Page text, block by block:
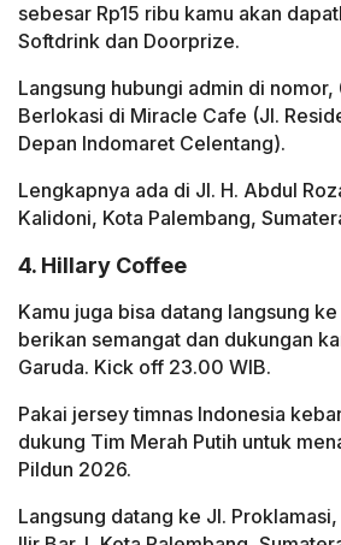
sebesar Rp15 ribu kamu akan
Softdrink dan Doorprize.
Langsung hubungi admin di
Berlokasi di Miracle Cafe (Jl.
Depan Indomaret Celentang).
Lengkapnya ada di Jl. H. Abdul
Kalidoni, Kota Palembang,
4. Hillary Coffee
Kamu juga bisa datang langsung
berikan semangat dan dukungan
Garuda. Kick off 23.00 WIB.
Pakai jersey timnas Indonesia
dukung Tim Merah Putih untuk
Pildun 2026.
Langsung datang ke Jl.